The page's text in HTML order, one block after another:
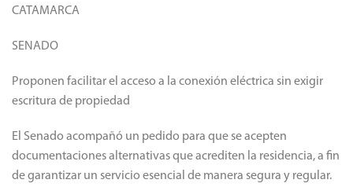
CATAMARCA
SENADO
Proponen facilitar el acceso a la conexión eléctrica sin exigir
escritura de propiedad
El Senado acompañó un pedido para que se acepten
documentaciones alternativas que acrediten la residencia, a fin
de garantizar un servicio esencial de manera segura y regular.